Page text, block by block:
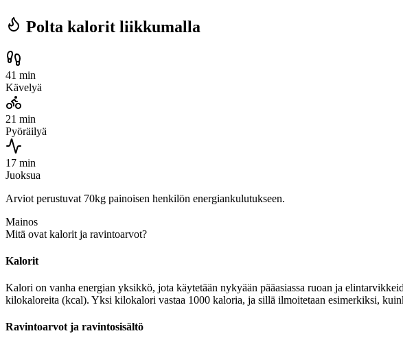
Polta kalorit liikkumalla
41 min
Kävelyä
21 min
Pyöräilyä
17 min
Juoksua
Arviot perustuvat 70kg painoisen henkilön energiankulutukseen.
Mainos
Mitä ovat kalorit ja ravintoarvot?
Kalorit
Kalori on vanha energian yksikkö, jota käytetään nykyään pääasiassa ruoan ja
kilokaloreita (kcal). Yksi kilokalori vastaa 1000 kaloria, ja sillä ilmoitetaan esimerkiksi,
Ravintoarvot ja ravintosisältö